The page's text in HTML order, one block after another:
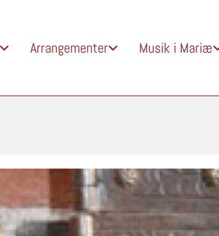
Arrangementer Musik i Mariæ